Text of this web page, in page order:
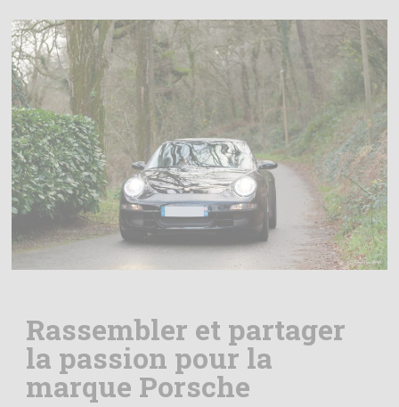
Rassembler et partager
la passion pour la
marque Porsche